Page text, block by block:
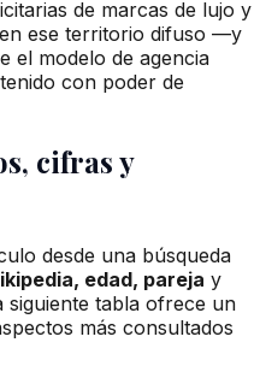
de marcas de lujo y
ese territorio difuso —y
el modelo de agencia
con poder de
cifras y
desde una búsqueda
edad, pareja y
tabla ofrece un
más consultados